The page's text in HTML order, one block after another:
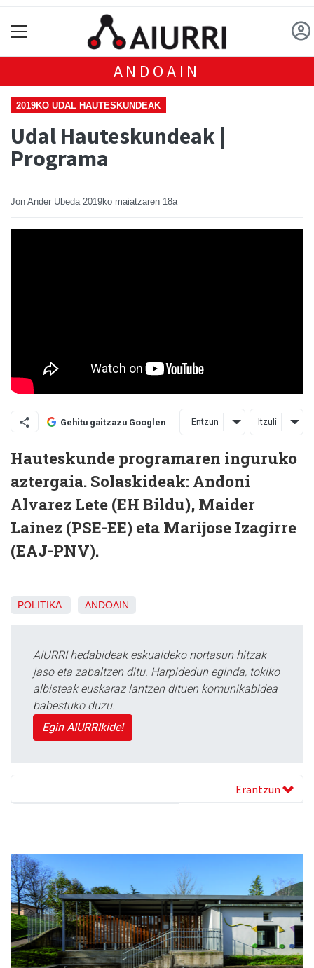
ANDOAIN
2019KO UDAL HAUTESKUNDEAK
Udal Hauteskundeak |
Programa
Jon Ander Ubeda 2019ko maiatzaren 18a
Gehitu gaitzazu Googlen Entzun Itzuli
Hauteskunde programaren inguruko
aztergaia. Solaskideak: Andoni
Alvarez Lete (EH Bildu), Maider
Lainez (PSE-EE) eta Marijose Izagirre
(EAJ-PNV).
POLITIKA ANDOAIN
AIURRI hedabideak eskualdeko nortasun hitzak
jaso eta zabaltzen ditu. Harpidedun eginda, tokiko
albisteak euskaraz lantzen dituen komunikabidea
babestuko duzu.
Egin AIURRIkide!
Erantzun